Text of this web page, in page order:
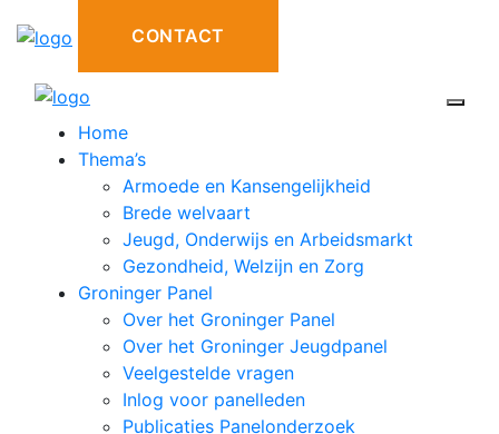
CONTACT
Home
Thema’s
Armoede en Kansengelijkheid
Brede welvaart
Jeugd, Onderwijs en Arbeidsmarkt
Gezondheid, Welzijn en Zorg
Groninger Panel
Over het Groninger Panel
Over het Groninger Jeugdpanel
Veelgestelde vragen
Inlog voor panelleden
Publicaties Panelonderzoek